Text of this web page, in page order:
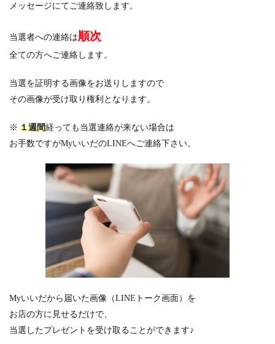
メッセージにてご連絡致します。
当選者への連絡は順次
全ての方へご連絡します。
当選を証明する画像をお送りしますので
その画像が受け取り権利となります。
※ １週間経っても当選連絡が来ない場合は
お手数ですがMyいいだのLINEへご連絡下さい。
Myいいだから届いた画像 （LINEトーク画面）を
お店の方に見せるだけで、
当選したプレゼントを受け取ることができます♪